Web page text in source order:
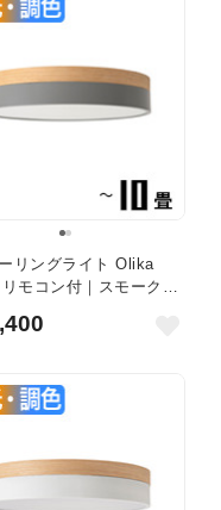
リングライト Olika
モコン付｜スモークグ